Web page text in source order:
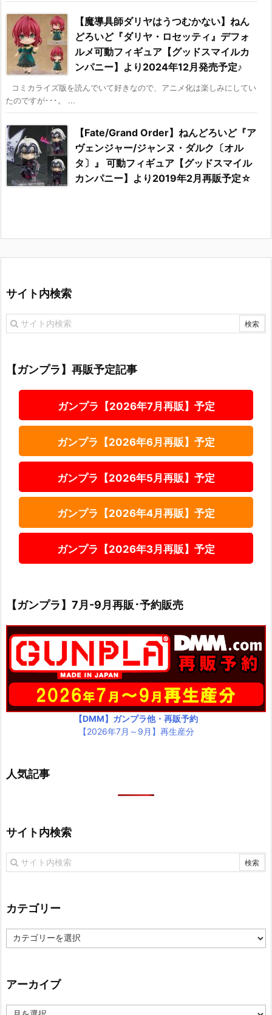
【魔導具師ダリヤはうつむかない】ねん
どろいど『ダリヤ・ロセッティ』デフォ
ルメ可動フィギュア【グッドスマイルカ
ンパニー】より2024年12月発売予定♪
コミカライズ版を読んでいて好きなので、アニメ化は楽しみにしてい
たのですが･･･。 ...
【Fate/Grand Order】ねんどろいど『ア
ヴェンジャー/ジャンヌ・ダルク〔オル
タ〕』 可動フィギュア【グッドスマイル
カンパニー】より2019年2月再販予定☆
サイト内検索
【ガンプラ】再販予定記事
ガンプラ【2026年7月再販】予定
ガンプラ【2026年6月再販】予定
ガンプラ【2026年5月再販】予定
ガンプラ【2026年4月再販】予定
ガンプラ【2026年3月再販】予定
【ガンプラ】7月-9月再販･予約販売
【DMM】ガンプラ他・再販予約
【2026年7月～9月】再生産分
人気記事
サイト内検索
カテゴリー
カ
テ
ー
アーカイブ